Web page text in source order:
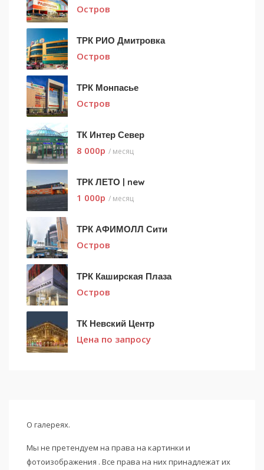
Остров
ТРК РИО Дмитровка
Остров
ТРК Монпасье
Остров
ТК Интер Север
8 000p / месяц
ТРК ЛЕТО | new
1 000p / месяц
ТРК АФИМОЛЛ Сити
Остров
ТРК Каширская Плаза
Остров
ТК Невский Центр
Цена по запросу
О галереях.
Мы не претендуем на права на картинки и
фотоизображения . Все права на них принадлежат их